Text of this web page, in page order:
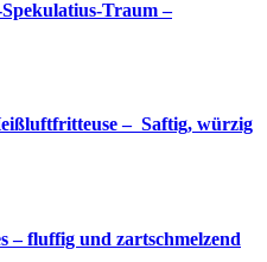
Traum –
– Saftig, würzig
– fluffig und zartschmelzend